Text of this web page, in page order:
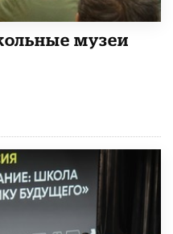
музеи